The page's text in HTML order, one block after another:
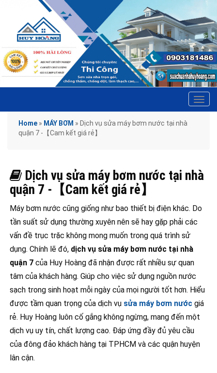
Home » MÁY BƠM » Dịch vụ sửa máy bơm nước tại nhà
quận 7 -【Cam kết giá rẻ】
Dịch vụ sửa máy bơm nước tại nhà
quận 7 -【Cam kết giá rẻ】
Máy bơm nước cũng giống như bao thiết bị điện khác. Do
tần suất sử dụng thường xuyên nên sẽ hay gặp phải các
vấn đề trục trặc không mong muốn trong quá trình sử
dụng. Chính lẽ đó, dịch vụ sửa máy bơm nước tại nhà
quận 7 của Huy Hoàng đã nhận được rất nhiều sự quan
tâm của khách hàng. Giúp cho việc sử dụng nguồn nước
sạch trong sinh hoạt mỗi ngày của mọi người tốt hơn. Hiểu
được tầm quan trọng của dịch vụ sửa máy bơm nước giá
rẻ. Huy Hoàng luôn cố gắng không ngừng, mang đến một
dịch vụ uy tín, chất lượng cao. Đáp ứng đầy đủ yêu cầu
của đông đảo khách hàng tại TPHCM và các quận huyện
lân cận.